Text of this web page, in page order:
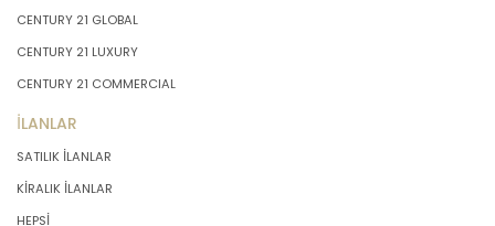
CENTURY 21 GLOBAL
CENTURY 21 LUXURY
CENTURY 21 COMMERCIAL
İLANLAR
SATILIK İLANLAR
KİRALIK İLANLAR
HEPSİ